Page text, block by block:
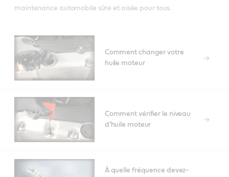
maintenance automobile sûre et aisée pour tous.
Comment changer votre
huile moteur
Comment vérifier le niveau
d’huile moteur
À quelle fréquence devez-